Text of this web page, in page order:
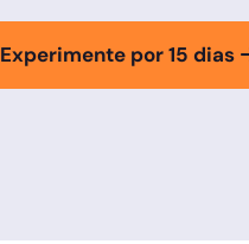
Experimente por 15 dias